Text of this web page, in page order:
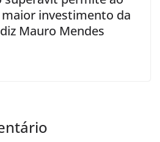
investimento da
Mauro Mendes